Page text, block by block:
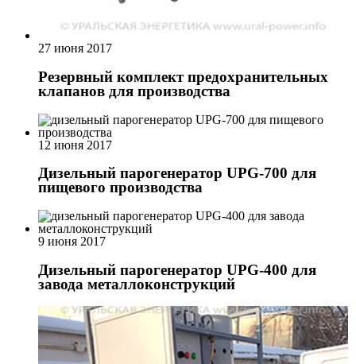
27 июня 2017
Резервный комплект предохранительных
клапанов для производства
12 июня 2017
Дизельный парогенератор UPG-700 для
пищевого производства
9 июня 2017
Дизельный парогенератор UPG-400 для
завода металлоконструкций